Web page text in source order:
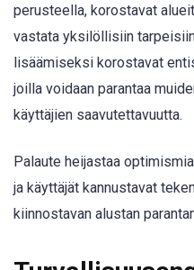
perusteella, korostavat
vastata yksilöllisiin
lisäämiseksi korostavat
joilla voidaan parantaa
käyttäjien saavutettavuutta.
Palaute heijastaa
ja käyttäjät kannustavat
kiinnostavan alustan